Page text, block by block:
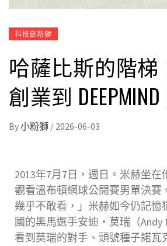
科技創新獅
哈薩比斯的階梯
創業到
By小粉獅 / 2026-06-03
2013年7月7日，週日。米赫坐在
觀看溫布頓網球公開賽男單決賽
幾乎不敢看，」米赫如今仍記憶
國的黑馬選手安迪‧莫瑞（Andy
看到莫瑞的對手、頭號種子諾